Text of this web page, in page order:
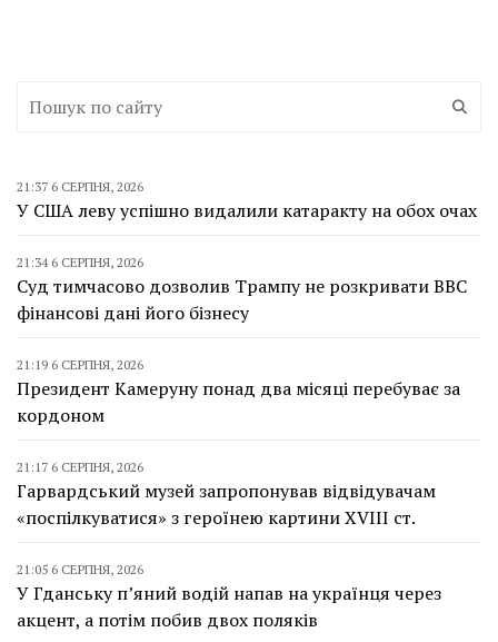
21:37 6 СЕРПНЯ, 2026
У США леву успішно видалили катаракту на обох очах
21:34 6 СЕРПНЯ, 2026
Суд тимчасово дозволив Трампу не розкривати BBC
фінансові дані його бізнесу
21:19 6 СЕРПНЯ, 2026
Президент Камеруну понад два місяці перебуває за
кордоном
21:17 6 СЕРПНЯ, 2026
Гарвардський музей запропонував відвідувачам
«поспілкуватися» з героїнею картини XVIII ст.
21:05 6 СЕРПНЯ, 2026
У Гданську п’яний водій напав на українця через
акцент, а потім побив двох поляків